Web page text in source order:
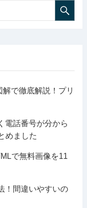
で徹底解説！プリ
電話番号が分から
めました
で無料画像を11
！間違いやすいの